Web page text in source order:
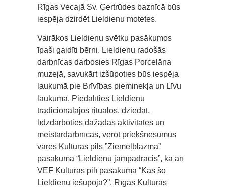
Rīgas Vecajā Sv. Ģertrūdes baznīcā būs
iespēja dzirdēt Lieldienu motetes.
Vairākos Lieldienu svētku pasākumos
īpaši gaidīti bērni. Lieldienu radošās
darbnīcas darbosies Rīgas Porcelāna
muzejā, savukārt izšūpoties būs iespēja
laukumā pie Brīvības pieminekļa un Līvu
laukumā. Piedalīties Lieldienu
tradicionālajos rituālos, dziedāt,
līdzdarboties dažādās aktivitātēs un
meistardarbnīcās, vērot priekšnesumus
varēs Kultūras pils ”Ziemeļblāzma”
pasākumā “Lieldienu jampadracis”, kā arī
VEF Kultūras pilī pasākumā “Kas šo
Lieldienu iešūpoja?”. Rīgas Kultūras